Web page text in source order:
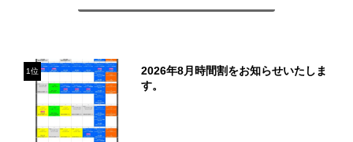
1位
2026年8月時間割をお知らせいたしま
す。